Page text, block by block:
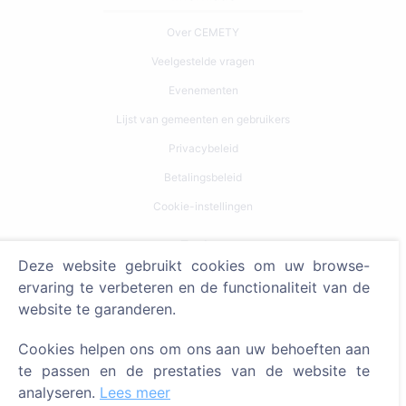
Over CEMETY
Veelgestelde vragen
Evenementen
Lijst van gemeenten en gebruikers
Privacybeleid
Betalingsbeleid
Cookie-instellingen
Zoeken
Zoeken naar overledenen
Zoeken naar begraafplaatsen
Diensten
Deze website gebruikt cookies om uw browse-
ervaring te verbeteren en de functionaliteit van de
website te garanderen.
Cookies helpen ons om ons aan uw behoeften aan
te passen en de prestaties van de website te
analyseren. Lees meer